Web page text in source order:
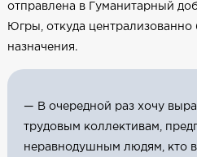
отправлена в Гуманитарный
Югры, откуда централизованно
назначения.
— В очередной раз хочу
трудовым коллективам,
неравнодушным людям, кто